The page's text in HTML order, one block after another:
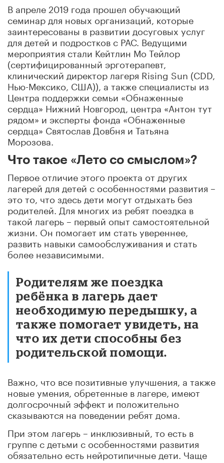
В апреле 2019 года прошел обучающий
семинар для новых организаций, которые
заинтересованы в развитии досуговых услуг
для детей и подростков с РАС. Ведущими
мероприятия стали Кейтлин Мо Тейлор
(сертифицированный эрготерапевт,
клинический директор лагеря Rising Sun (CDD,
Нью-Мексико, США)), а также специалисты из
Центра поддержки семьи «Обнаженные
сердца» Нижний Новгород, центра «Антон тут
рядом» и эксперты фонда «Обнаженные
сердца» Святослав Довбня и Татьяна
Морозова.
Что такое «Лето со смыслом»?
Первое отличие этого проекта от других
лагерей для детей с особенностями развития –
это то, что здесь дети могут отдыхать без
родителей. Для многих из ребят поездка в
такой лагерь – первый опыт самостоятельной
жизни. Он помогает им стать увереннее,
развить навыки самообслуживания и стать
более независимыми.
Родителям же поездка
ребёнка в лагерь дает
необходимую передышку, а
также помогает увидеть, на
что их дети способны без
родительской помощи.
Важно, что все позитивные улучшения, а также
новые умения, обретенные в лагере, имеют
долгосрочный эффект и положительно
сказываются на поведении ребят дома.
При этом лагерь – инклюзивный, то есть в
группе с детьми с особенностями развития
обязательно есть нейротипичные дети. Чаще